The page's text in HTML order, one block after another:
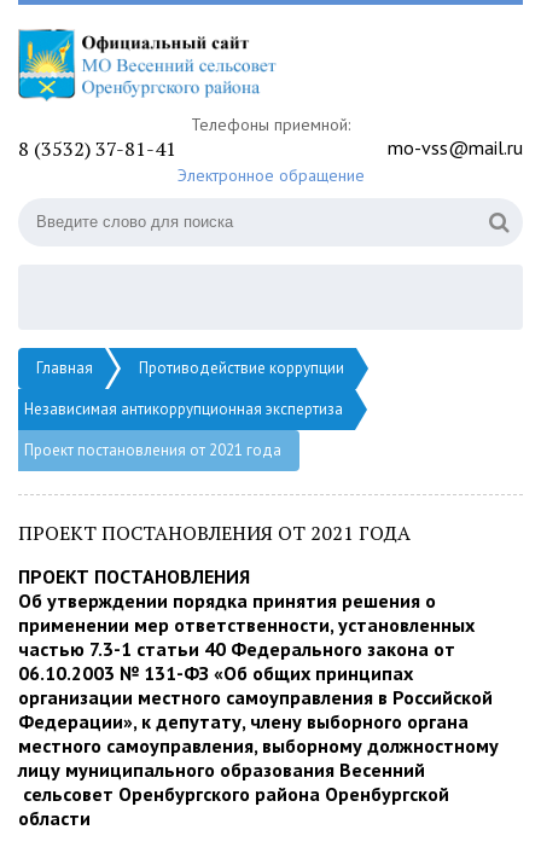
Телефоны приемной:
8 (3532) 37-81-41 mo-vss@mail.ru
Электронное обращение
Главная
Противодействие коррупции
Независимая антикоррупционная экспертиза
Проект постановления от 2021 года
ПРОЕКТ ПОСТАНОВЛЕНИЯ ОТ 2021 ГОДА
ПРОЕКТ ПОСТАНОВЛЕНИЯ
Об утверждении порядка принятия решения о
применении мер ответственности, установленных
частью 7.3-1 статьи 40 Федерального закона от
06.10.2003 № 131-ФЗ «Об общих принципах
организации местного самоуправления в Российской
Федерации», к депутату, члену выборного органа
местного самоуправления, выборному должностному
лицу муниципального образования Весенний
сельсовет Оренбургского района Оренбургской
области